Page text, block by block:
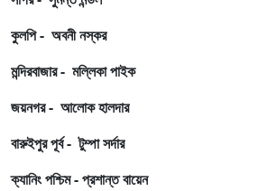
কুলপি - অবনী নস্কর
মন্দিরবাজার - মল্লিকা পাইক
জয়নগর - আলোক হালদার
বারুইপুর পূর্ব - টুম্পা সর্দার
ক্যানিং পশ্চিম - প্রশান্ত বায়েন